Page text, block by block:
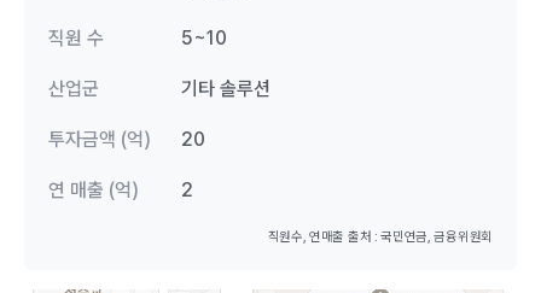
직원 수 5~10
산업군 기타 솔루션
투자금액 (억) 20
연 매출 (억) 2
직원수, 연매출 출처 : 국민연금, 금융위원회